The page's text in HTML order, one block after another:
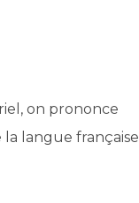
on prononce
la langue française